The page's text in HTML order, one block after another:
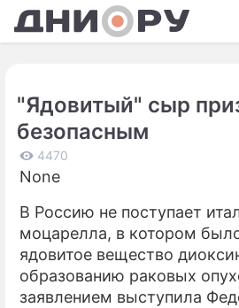
"Ядовитый" сыр
безопасным
4470
None
В Россию не поступает
моцарелла, в котором
ядовитое вещество
образованию раковых
заявлением выступила